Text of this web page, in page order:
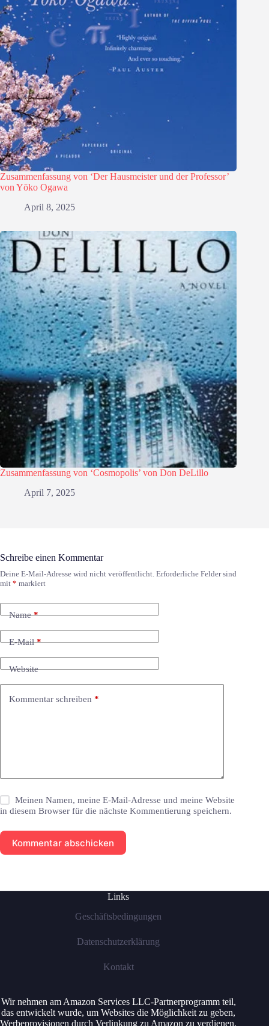
Zusammenfassung von ‘Der Hausmeister und der Professor’
von Yōko Ogawa
April 8, 2025
Zusammenfassung von ‘Cosmopolis’ von Don DeLillo
April 7, 2025
Schreibe einen Kommentar
Deine E-Mail-Adresse wird nicht veröffentlicht. Erforderliche Felder sind
mit * markiert
Name*
E-Mail*
Website
Kommentar schreiben *
Meinen Namen, meine E-Mail-Adresse und meine Website
in diesem Browser für die nächste Kommentierung speichern.
Kommentar abschicken
Links
Geschäftsbedingungen
Datenschutzerklärung
Kontakt
Wir nehmen am Amazon Services LLC-Partnerprogramm teil,
das entwickelt wurde, um Websites die Möglichkeit zu geben,
Werbeprovisionen durch Verlinkung zu Amazon zu verdienen.